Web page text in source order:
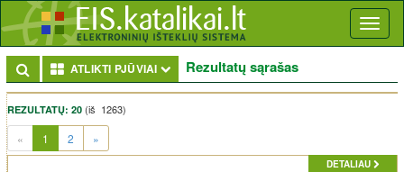
ATLIKTI PJŪVIAI Toggle Dropdown
Rezultatų sąrašas
REZULTATŲ: 20 (iš 1263)
« 1 (current)
2 »
DETALIAU